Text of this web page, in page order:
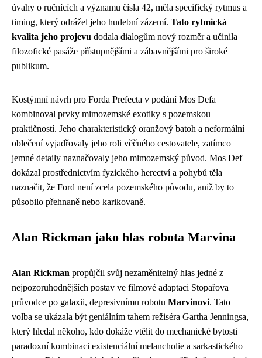
úvahy o ručnících a významu čísla 42, měla specifický rytmus a
timing, který odrážel jeho hudební zázemí. Tato rytmická
kvalita jeho projevu dodala dialogům nový rozměr a učinila
filozofické pasáže přístupnějšími a zábavnějšími pro široké
publikum.
Kostýmní návrh pro Forda Prefecta v podání Mos Defa
kombinoval prvky mimozemské exotiky s pozemskou
praktičností. Jeho charakteristický oranžový batoh a neformální
oblečení vyjadřovaly jeho roli věčného cestovatele, zatímco
jemné detaily naznačovaly jeho mimozemský původ. Mos Def
dokázal prostřednictvím fyzického herectví a pohybů těla
naznačit, že Ford není zcela pozemského původu, aniž by to
působilo přehnaně nebo karikovaně.
Alan Rickman jako hlas robota Marvina
Alan Rickman propůjčil svůj nezaměnitelný hlas jedné z
nejpozoruhodnějších postav ve filmové adaptaci Stopařova
průvodce po galaxii, depresivnímu robotu Marvinovi. Tato
volba se ukázala být geniálním tahem režiséra Gartha Jenningsa,
který hledal někoho, kdo dokáže vtělit do mechanické bytosti
paradoxní kombinaci existenciální melancholie a sarkastického